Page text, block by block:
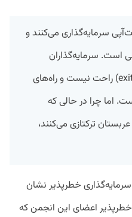
سرمایه‌گذاری می‌کنند و
است. سرمایه‌گذاران
می‌گویند خیالشان برای خروج (exit) راحت نیست و راه‌های
اما چرا در حالی که
ترکتازی می‌کنند،
خطرپذیر نشان
اعضای این انجمن که